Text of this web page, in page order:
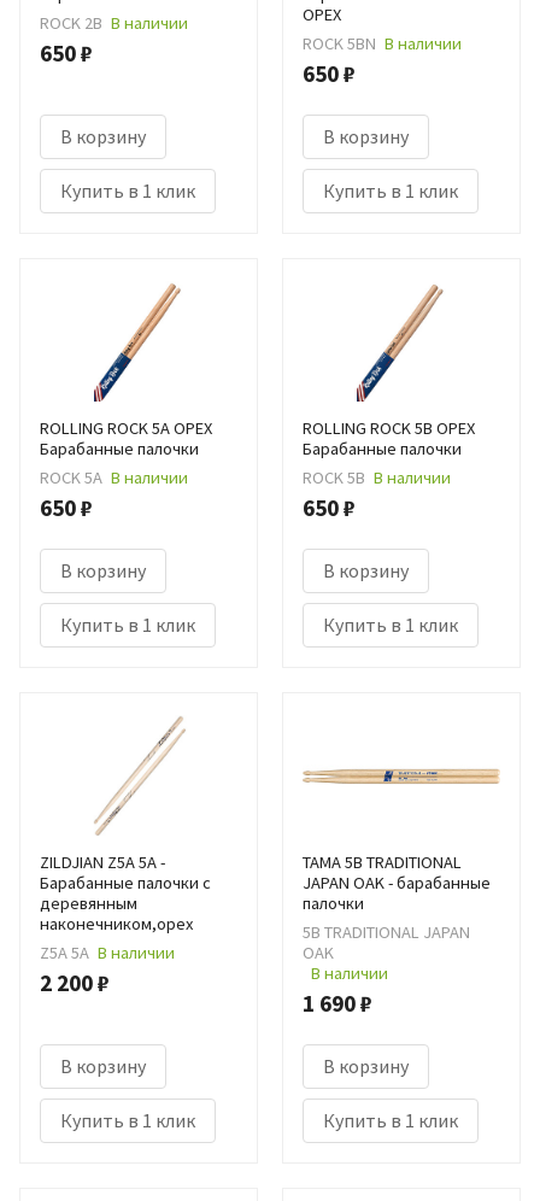
ROCK 2B В наличии
650 ₽
В корзину
Купить в 1 клик
ОРЕХ
ROCK 5BN В наличии
650 ₽
В корзину
Купить в 1 клик
ROLLING ROCK 5A ОРЕХ
Барабанные палочки
ROCK 5A В наличии
650 ₽
В корзину
Купить в 1 клик
ROLLING ROCK 5B ОРЕХ
Барабанные палочки
ROCK 5B В наличии
650 ₽
В корзину
Купить в 1 клик
ZILDJIAN Z5A 5A -
Барабанные палочки с
деревянным
наконечником,орех
Z5A 5A В наличии
2 200 ₽
В корзину
Купить в 1 клик
TAMA 5B TRADITIONAL
JAPAN OAK - барабанные
палочки
5B TRADITIONAL JAPAN
OAK
В наличии
1 690 ₽
В корзину
Купить в 1 клик